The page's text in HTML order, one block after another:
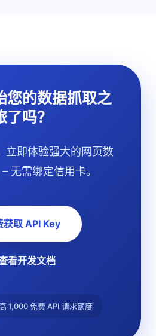
您的数据抓取之
了吗？
立即体验强大的网页数
无需绑定信用卡。
获取 API Key
看开发文档
1,000 免费 API 请求额度